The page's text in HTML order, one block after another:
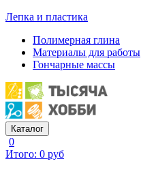
Лепка и пластика
Полимерная глина
Материалы для работы
Гончарные массы
Каталог
0
Итого: 0 руб